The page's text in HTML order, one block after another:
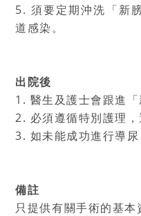
5. 須要定期沖洗「新
道感染。
出院後
1. 醫生及護士會跟進「
2. 必須遵循特別護理，
3. 如未能成功進行導尿
備註
只提供有關手術的基